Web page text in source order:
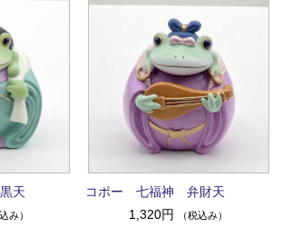
天
み）
コポー 七福神 弁財天
1,320円
（税込み）